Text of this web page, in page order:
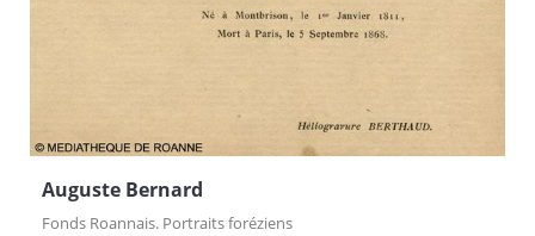
Auguste Bernard
Fonds Roannais. Portraits foréziens